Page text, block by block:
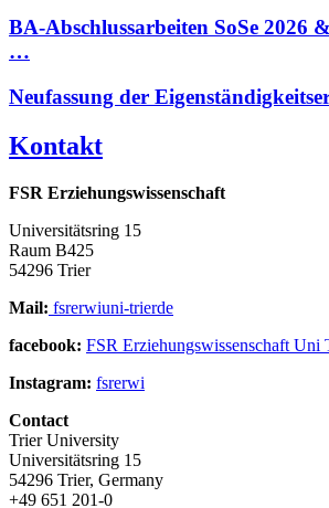
BA-Abschlussarbeiten SoSe 2026
…
Neufassung der
Kontakt
FSR Erziehungswissenschaft
Universitätsring 15
Raum B425
54296 Trier
Mail: fsrerwiuni-trierde
facebook: FSR Erziehungswissenschaft Uni
Instagram: fsrerwi
Contact
Trier University
Universitätsring 15
54296 Trier, Germany
+49 651 201-0